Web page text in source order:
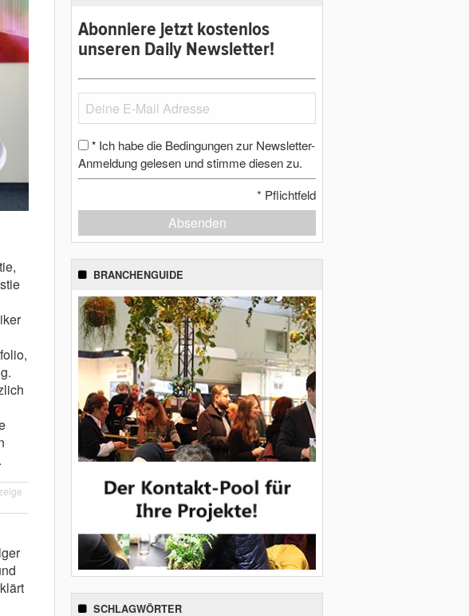
Abonniere jetzt kostenlos
unseren Daily Newsletter!
* Ich habe die Bedingungen zur Newsletter-
Anmeldung gelesen und stimme diesen zu.
* Pflichtfeld
Absenden
BRANCHENGUIDE
SCHLAGWÖRTER